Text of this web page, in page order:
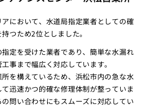
において、水道局指定業者としての確
つため2位としました。
定を受けた業者であり、簡単な水漏れ
事まで幅広く対応しています。
を構えているため、浜松市内の急な水
迅速かつ的確な修理体制が整っていま
問い合わせにもスムーズに対応してい